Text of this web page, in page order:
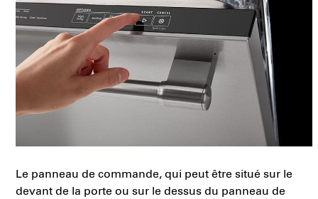
Le panneau de commande, qui peut être situé sur le
devant de la porte ou sur le dessus du panneau de